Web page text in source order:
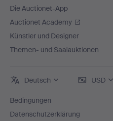
Die Auctionet-App
Auctionet Academy
Künstler und Designer
Themen- und Saalauktionen
Deutsch USD
Bedingungen
Datenschutzerklärung